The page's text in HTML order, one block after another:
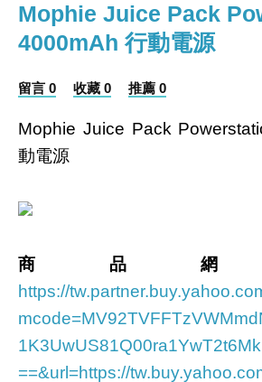
Mophie Juice Pack
4000mAh 行動電源
留言 0 收藏 0 推薦 0
Mophie Juice Pack
動電源
商品
https://
==&url=https://